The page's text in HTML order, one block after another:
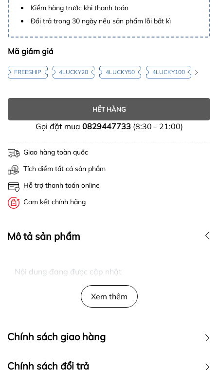
Kiểm hàng trước khi thanh toán
Đổi trả trong 30 ngày nếu sản phẩm lỗi bất kì
Mã giảm giá
FREESHIP 4LUCKY20 4LUCKY50 4LUCKY100
HẾT HÀNG
Gọi đặt mua 0829447733(8:30 - 21:00)
Giao hàng toàn quốc
Tích điểm tất cả sản phẩm
Hỗ trợ thanh toán online
Cam kết chính hãng
Mô tả sản phẩm
Nội dung đang được cập nhật
Xem thêm
Chính sách giao hàng
Chính sách đổi trả